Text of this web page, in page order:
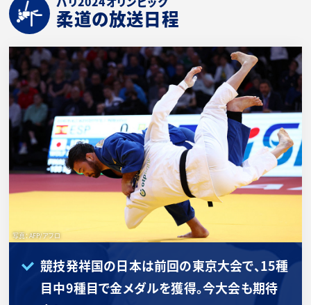
柔道の放送日程
写真：AFP/アフロ
競技発祥国の日本は前回の東京大会で、15種
目中9種目で金メダルを獲得。今大会も期待